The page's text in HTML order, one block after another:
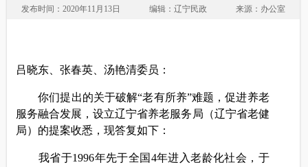
发布时间：2020年11月13日 编辑：辽宁民政 来源：办公室
吕晓东、张春英、汤艳清委员：
你们提出的关于破解“老有所养”难题，促进养老
服务融合发展，设立辽宁省养老服务局（辽宁省老健
局）的提案收悉，现答复如下：
我省于1996年先于全国4年进入老龄化社会，于